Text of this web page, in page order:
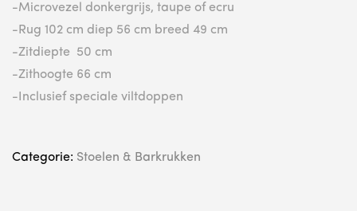
-Microvezel donkergrijs, taupe of ecru
-Rug 102 cm diep 56 cm breed 49 cm
-Zitdiepte 50 cm
-Zithoogte 66 cm
-Inclusief speciale viltdoppen
Categorie: Stoelen & Barkrukken